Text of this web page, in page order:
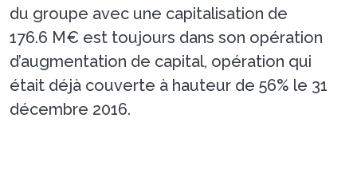
du groupe avec une capitalisation de
176.6 M€ est toujours dans son opération
d’augmentation de capital, opération qui
était déjà couverte à hauteur de 56% le 31
décembre 2016.